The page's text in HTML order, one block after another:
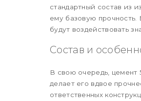
стандартный состав из
ему базовую прочность.
будут воздействовать
Состав и
В свою очередь, цемент
делает его вдвое
ответственных